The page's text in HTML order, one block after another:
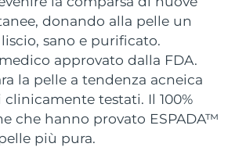
donando alla pelle un
sano e purificato.
approvato dalla FDA.
la pelle a tendenza acneica
testati. Il 100%
che hanno provato ESPADA™
più pura.
LED heating
4 Men
men, anti-aging massage
toning on-the-go
2 eyes & lips
line smoothing device
3 pacchetto
facial hydration
3 LED
infrared and red light therapy
4
silicone sonic toothbrush
4 plus
hybrid silicone sonic toothbrush
ANTI-AGE FAQ™
Trattamenti LED
NEW
Consegna stimata8/15/26
Consegna stimata8/10/26
Consegna stimata8/14/26